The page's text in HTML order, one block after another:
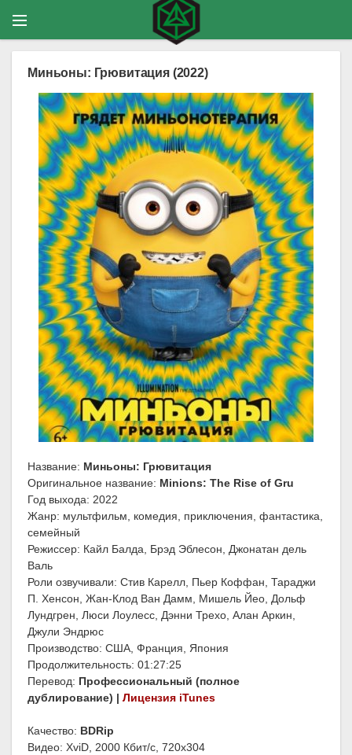
Миньоны: Грювитация (2022)
Название: Миньоны: Грювитация
Оригинальное название: Minions: The Rise of Gru
Год выхода: 2022
Жанр: мультфильм, комедия, приключения, фантастика,
семейный
Режиссер: Кайл Балда, Брэд Эблесон, Джонатан дель
Валь
Роли озвучивали: Стив Карелл, Пьер Коффан, Тараджи
П. Хенсон, Жан-Клод Ван Дамм, Мишель Йео, Дольф
Лундгрен, Люси Лоулесс, Дэнни Трехо, Алан Аркин,
Джули Эндрюс
Производство: США, Франция, Япония
Продолжительность: 01:27:25
Перевод: Профессиональный (полное
дублирование) | Лицензия iTunes
Качество: BDRip
Видео: XviD, 2000 Кбит/с, 720x304